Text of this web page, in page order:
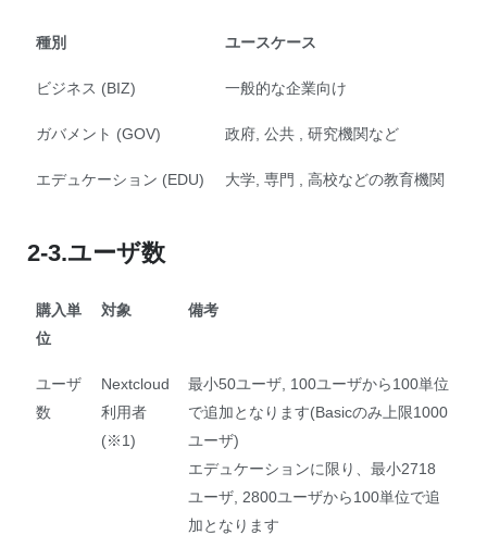
種別 ユースケース
ビジネス (BIZ) 一般的な企業向け
ガバメント (GOV) 政府, 公共 , 研究機関など
エデュケーション (EDU) 大学, 専門 , 高校などの教育機関
2-3.ユーザ数
購入単
位
対象 備考
ユーザ
数
Nextcloud
利用者
(※1)
最小50ユーザ, 100ユーザから100単位
で追加となります(Basicのみ上限1000
ユーザ)
エデュケーションに限り、最小2718
ユーザ, 2800ユーザから100単位で追
加となります